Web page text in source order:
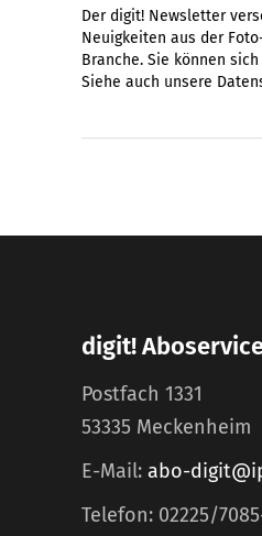
Der digit! Newsletter
Neuigkeiten aus der
Branche. Sie können
Siehe auch unsere
digit!
Postfach 1331
53335 Meckenheim
E-Mail: abo-
Telefon: 02225/